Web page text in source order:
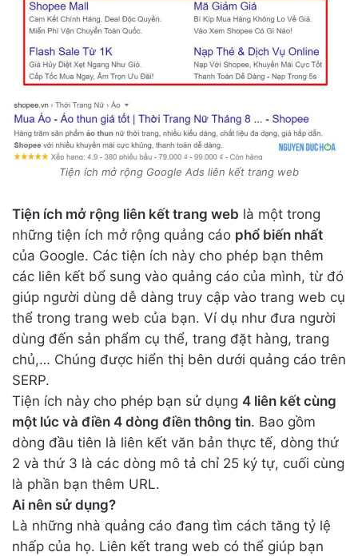
Tiện ích mở rộng Google Ads liên kết trang web
Tiện ích mở rộng liên kết trang web là một trong
những tiện ích mở rộng quảng cáo phổ biến nhất
của Google. Các tiện ích này cho phép bạn thêm
các liên kết bổ sung vào quảng cáo của mình, từ đó
giúp người dùng dễ dàng truy cập vào trang web cụ
thể trong trang web của bạn. Ví dụ như đưa người
dùng đến sản phẩm cụ thể, trang đặt hàng, trang
chủ,… Chúng được hiển thị bên dưới quảng cáo trên
SERP.
Tiện ích này cho phép bạn sử dụng 4 liên kết cùng
một lúc và điền 4 dòng điền thông tin. Bao gồm
dòng đầu tiên là liên kết văn bản thực tế, dòng thứ
2 và thứ 3 là các dòng mô tả chỉ 25 ký tự, cuối cùng
là phần bạn thêm URL.
Ai nên sử dụng?
Là những nhà quảng cáo đang tìm cách tăng tỷ lệ
nhấp của họ. Liên kết trang web có thể giúp bạn